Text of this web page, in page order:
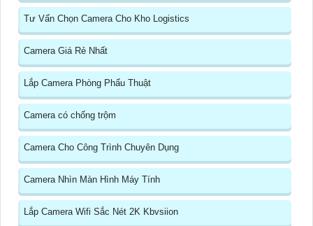
Tư Vấn Chọn Camera Cho Kho Logistics
Camera Giá Rẻ Nhất
Lắp Camera Phòng Phẩu Thuật
Camera có chống trộm
Camera Cho Công Trình Chuyên Dụng
Camera Nhìn Màn Hình Máy Tính
Lắp Camera Wifi Sắc Nét 2K Kbvsiion